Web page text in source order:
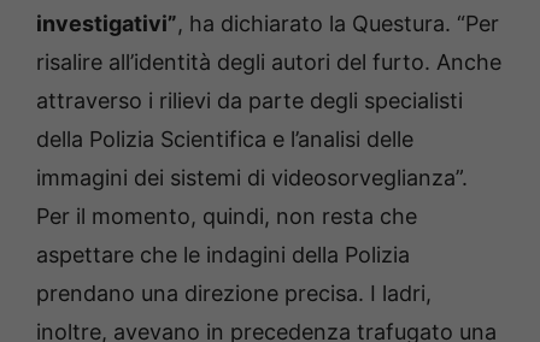
investigativi”, ha dichiarato la Questura. “Per
risalire all’identità degli autori del furto. Anche
attraverso i rilievi da parte degli specialisti
della Polizia Scientifica e l’analisi delle
immagini dei sistemi di videosorveglianza”.
Per il momento, quindi, non resta che
aspettare che le indagini della Polizia
prendano una direzione precisa. I ladri,
inoltre, avevano in precedenza trafugato una